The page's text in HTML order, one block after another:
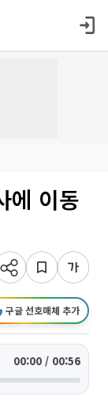
에 이동
구글 선호매체 추가
00:00 / 00:56